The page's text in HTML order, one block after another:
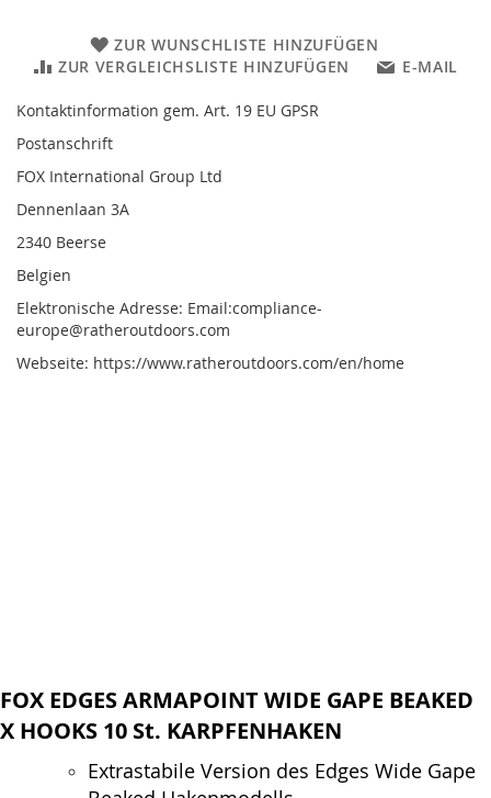
ZUR WUNSCHLISTE HINZUFÜGEN
ZUR VERGLEICHSLISTE HINZUFÜGEN
E-MAIL
Kontaktinformation gem. Art. 19 EU GPSR
Postanschrift
FOX International Group Ltd
Dennenlaan 3A
2340 Beerse
Belgien
Elektronische Adresse: Email:compliance-
europe@ratheroutdoors.com
Webseite: https://www.ratheroutdoors.com/en/home
FOX EDGES ARMAPOINT WIDE GAPE BEAKED
X HOOKS 10 St. KARPFENHAKEN
Extrastabile Version des Edges Wide Gape